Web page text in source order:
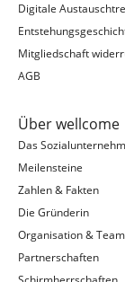
Digitale
Mitgliedschaft
AGB
Über wellcome
Das
Meilensteine
Zahlen & Fakten
Die Gründerin
Organisation & Team
Partnerschaften